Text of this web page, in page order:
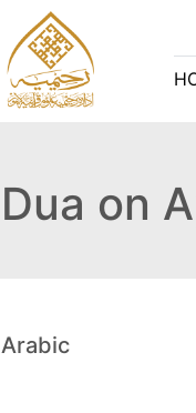
Dua on
Arabic